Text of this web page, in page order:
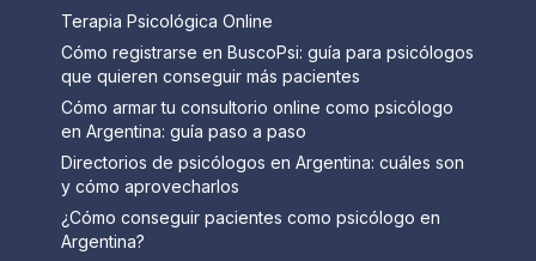
Terapia Psicológica Online
Cómo registrarse en BuscoPsi: guía para psicólogos
que quieren conseguir más pacientes
Cómo armar tu consultorio online como psicólogo
en Argentina: guía paso a paso
Directorios de psicólogos en Argentina: cuáles son
y cómo aprovecharlos
¿Cómo conseguir pacientes como psicólogo en
Argentina?